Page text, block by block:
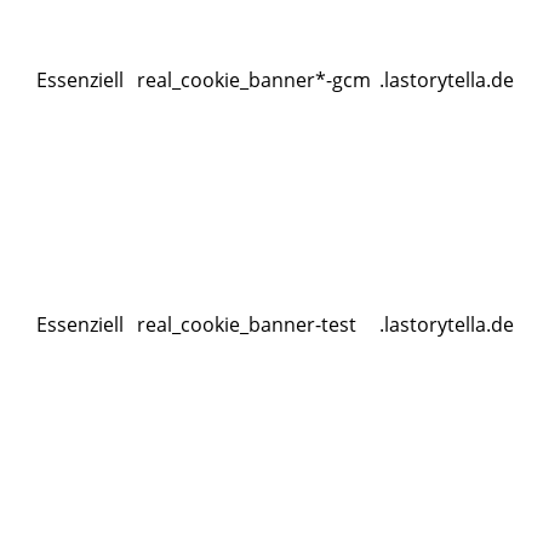
Essenziell real_cookie_banner*-gcm .lastorytella.de
Essenziell real_cookie_banner-test .lastorytella.de